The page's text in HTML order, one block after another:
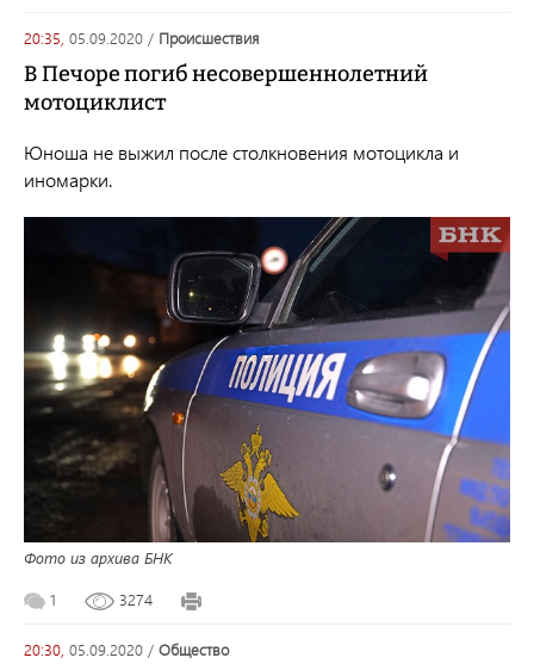
20:35, 05.09.2020 / происшествия
В Печоре погиб несовершеннолетний
мотоциклист
Юноша не выжил после столкновения мотоцикла и
иномарки.
Фото из архива БНК
1 3274
20:30, 05.09.2020 / общество